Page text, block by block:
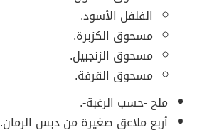
الفلفل الأسود.
مسحوق الكزبرة.
مسحوق الزنجبيل.
مسحوق القرفة.
ملح -حسب الرغبة-.
أربع ملاعق صغيرة من دبس الرمان.